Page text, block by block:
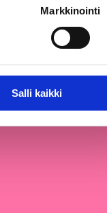
Markkinointi
Salli kaikki